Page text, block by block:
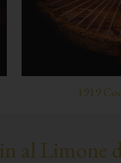
1919
al Limone